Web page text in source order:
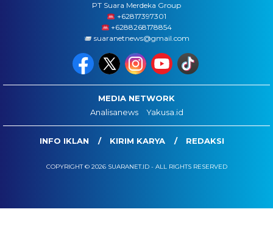
PT Suara Merdeka Group
‪+62817397301
+6288268178854
suaranetnews@gmail.com
MEDIA NETWORK
Analisanews
Yakusa.id
INFO IKLAN KIRIM KARYA REDAKSI
COPYRIGHT © 2026 SUARANET.ID - ALL RIGHTS RESERVED